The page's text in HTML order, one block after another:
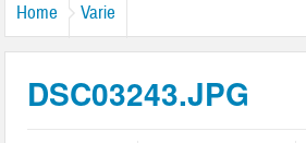
Home Varie
DSC03243.JPG